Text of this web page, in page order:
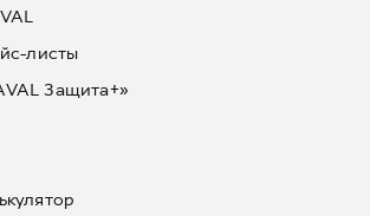
листы
Защита+»